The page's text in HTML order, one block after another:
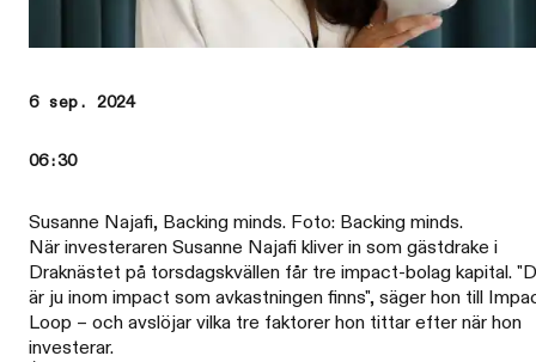
6 sep. 2024
06:30
Susanne Najafi, Backing minds. Foto: Backing minds.
När investeraren Susanne Najafi kliver in som gästdrake i
Draknästet på torsdagskvällen får tre impact-bolag kapital.
är ju inom impact som avkastningen finns", säger hon till
Loop – och avslöjar vilka tre faktorer hon tittar efter när hon
investerar.